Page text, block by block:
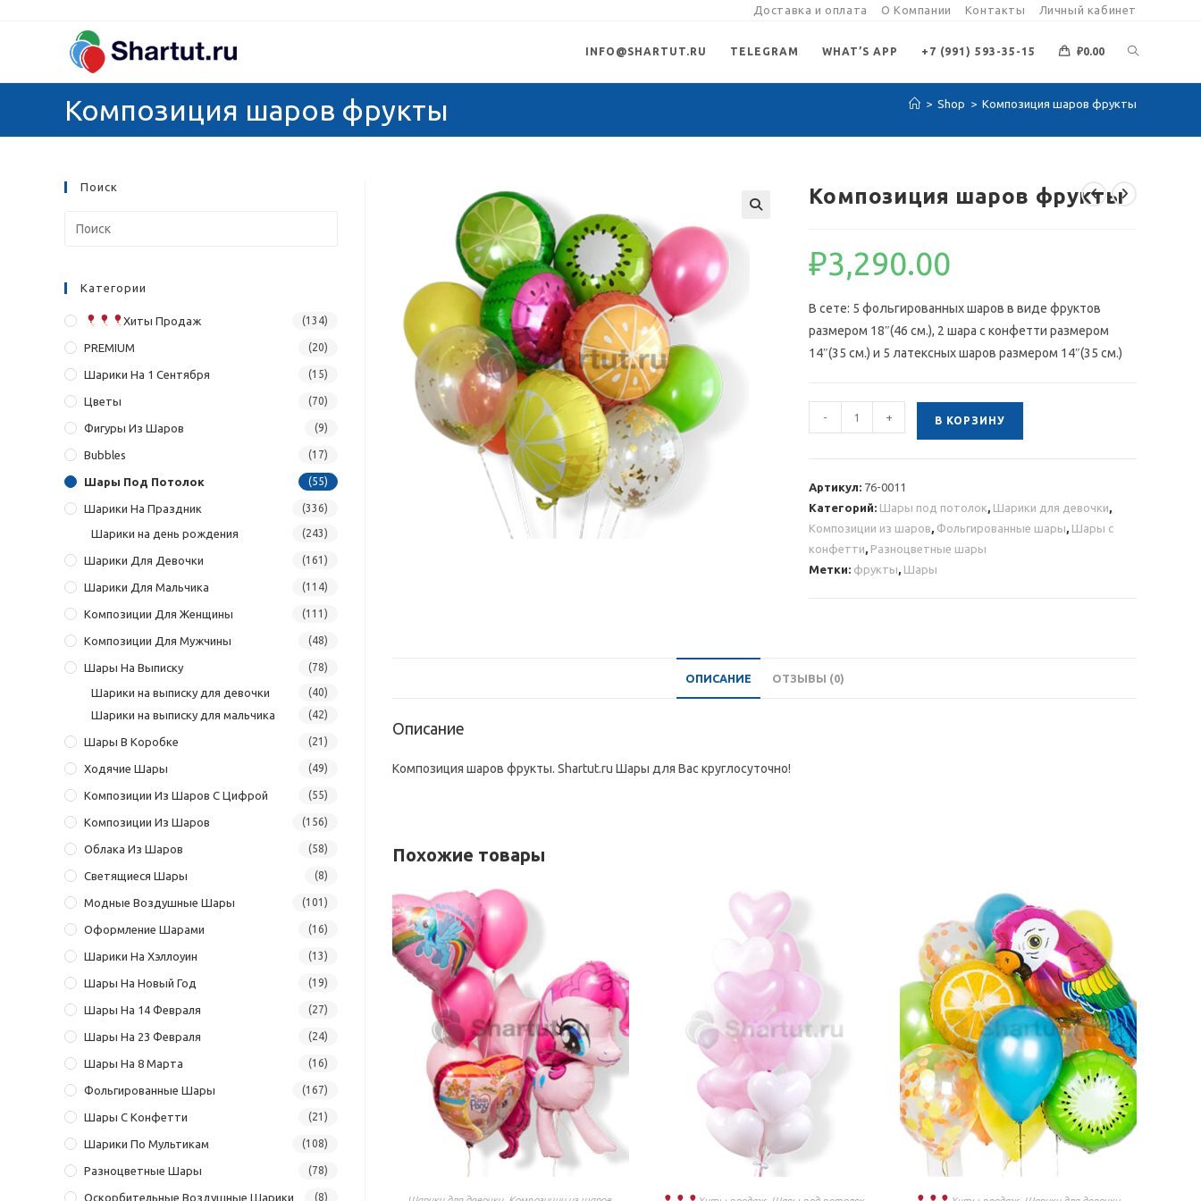
содержимому
Доставка и оплата О Компании Контакты Личный кабинет
INFO@SHARTUT.RU TELEGRAM WHAT’S APP +7 (991) 593-35-15 ₽0.00
ПОИСК
Композиция шаров фрукты > Shop > Композиция шаров фрукты
Композиция шаров фрукты
₽3,290.00
В сете: 5 фольгированных шаров в виде фруктов
размером 18″(46 см.), 2 шара с конфетти размером
14″(35 см.) и 5 латексных шаров размером 14″(35 см.)
Количество
товара
- + В КОРЗИНУ
Артикул: 76-0011
Категорий: Шары под потолок, Шарики для девочки,
Композиции из шаров, Фольгированные шары, Шары с
конфетти, Разноцветные шары
Метки: фрукты, Шары
ОПИСАНИЕ ОТЗЫВЫ (0)
Описание
Композиция шаров фрукты. Shartut.ru Шары для Вас круглосуточно!
Похожие товары
Поиск
Категории
Хиты Продаж (134)
PREMIUM (20)
Шарики На 1 Сентября (15)
Цветы (70)
Фигуры Из Шаров (9)
Bubbles (17)
Шары Под Потолок (55)
Шарики На Праздник (336)
Шарики на день рождения (243)
Шарики Для Девочки (161)
Шарики Для Мальчика (114)
Композиции Для Женщины (111)
Композиции Для Мужчины (48)
Шары На Выписку (78)
Шарики на выписку для девочки (40)
Шарики на выписку для мальчика (42)
Шары В Коробке (21)
Ходячие Шары (49)
Композиции Из Шаров С Цифрой (55)
Композиции Из Шаров (156)
Облака Из Шаров (58)
Светящиеся Шары (8)
Модные Воздушные Шары (101)
Оформление Шарами (16)
Шарики На Хэллоуин (13)
Шары На Новый Год (19)
Шары На 14 Февраля (27)
Шары На 23 Февраля (24)
Шары На 8 Марта (16)
Фольгированные Шары (167)
Шары С Конфетти (21)
Шарики По Мультикам (108)
Разноцветные Шары (78)
Оскорбительные Воздушные Шарики (8)